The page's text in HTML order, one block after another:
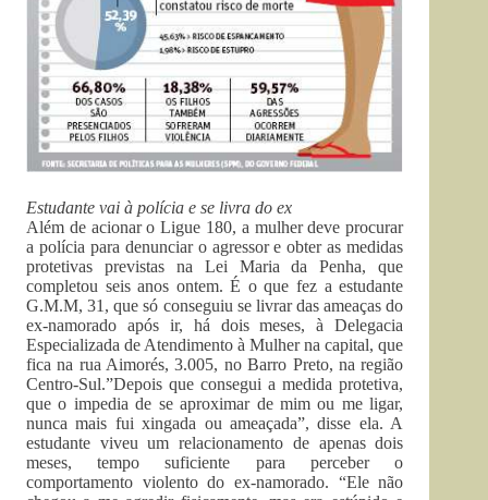
Estudante vai à polícia e se livra do ex
Além de acionar o Ligue 180, a mulher deve procurar
a polícia para denunciar o agressor e obter as medidas
protetivas previstas na Lei Maria da Penha, que
completou seis anos ontem. É o que fez a estudante
G.M.M, 31, que só conseguiu se livrar das ameaças do
ex-namorado após ir, há dois meses, à Delegacia
Especializada de Atendimento à Mulher na capital, que
fica na rua Aimorés, 3.005, no Barro Preto, na região
Centro-Sul.”Depois que consegui a medida protetiva,
que o impedia de se aproximar de mim ou me ligar,
nunca mais fui xingada ou ameaçada”, disse ela. A
estudante viveu um relacionamento de apenas dois
meses, tempo suficiente para perceber o
comportamento violento do ex-namorado. “Ele não